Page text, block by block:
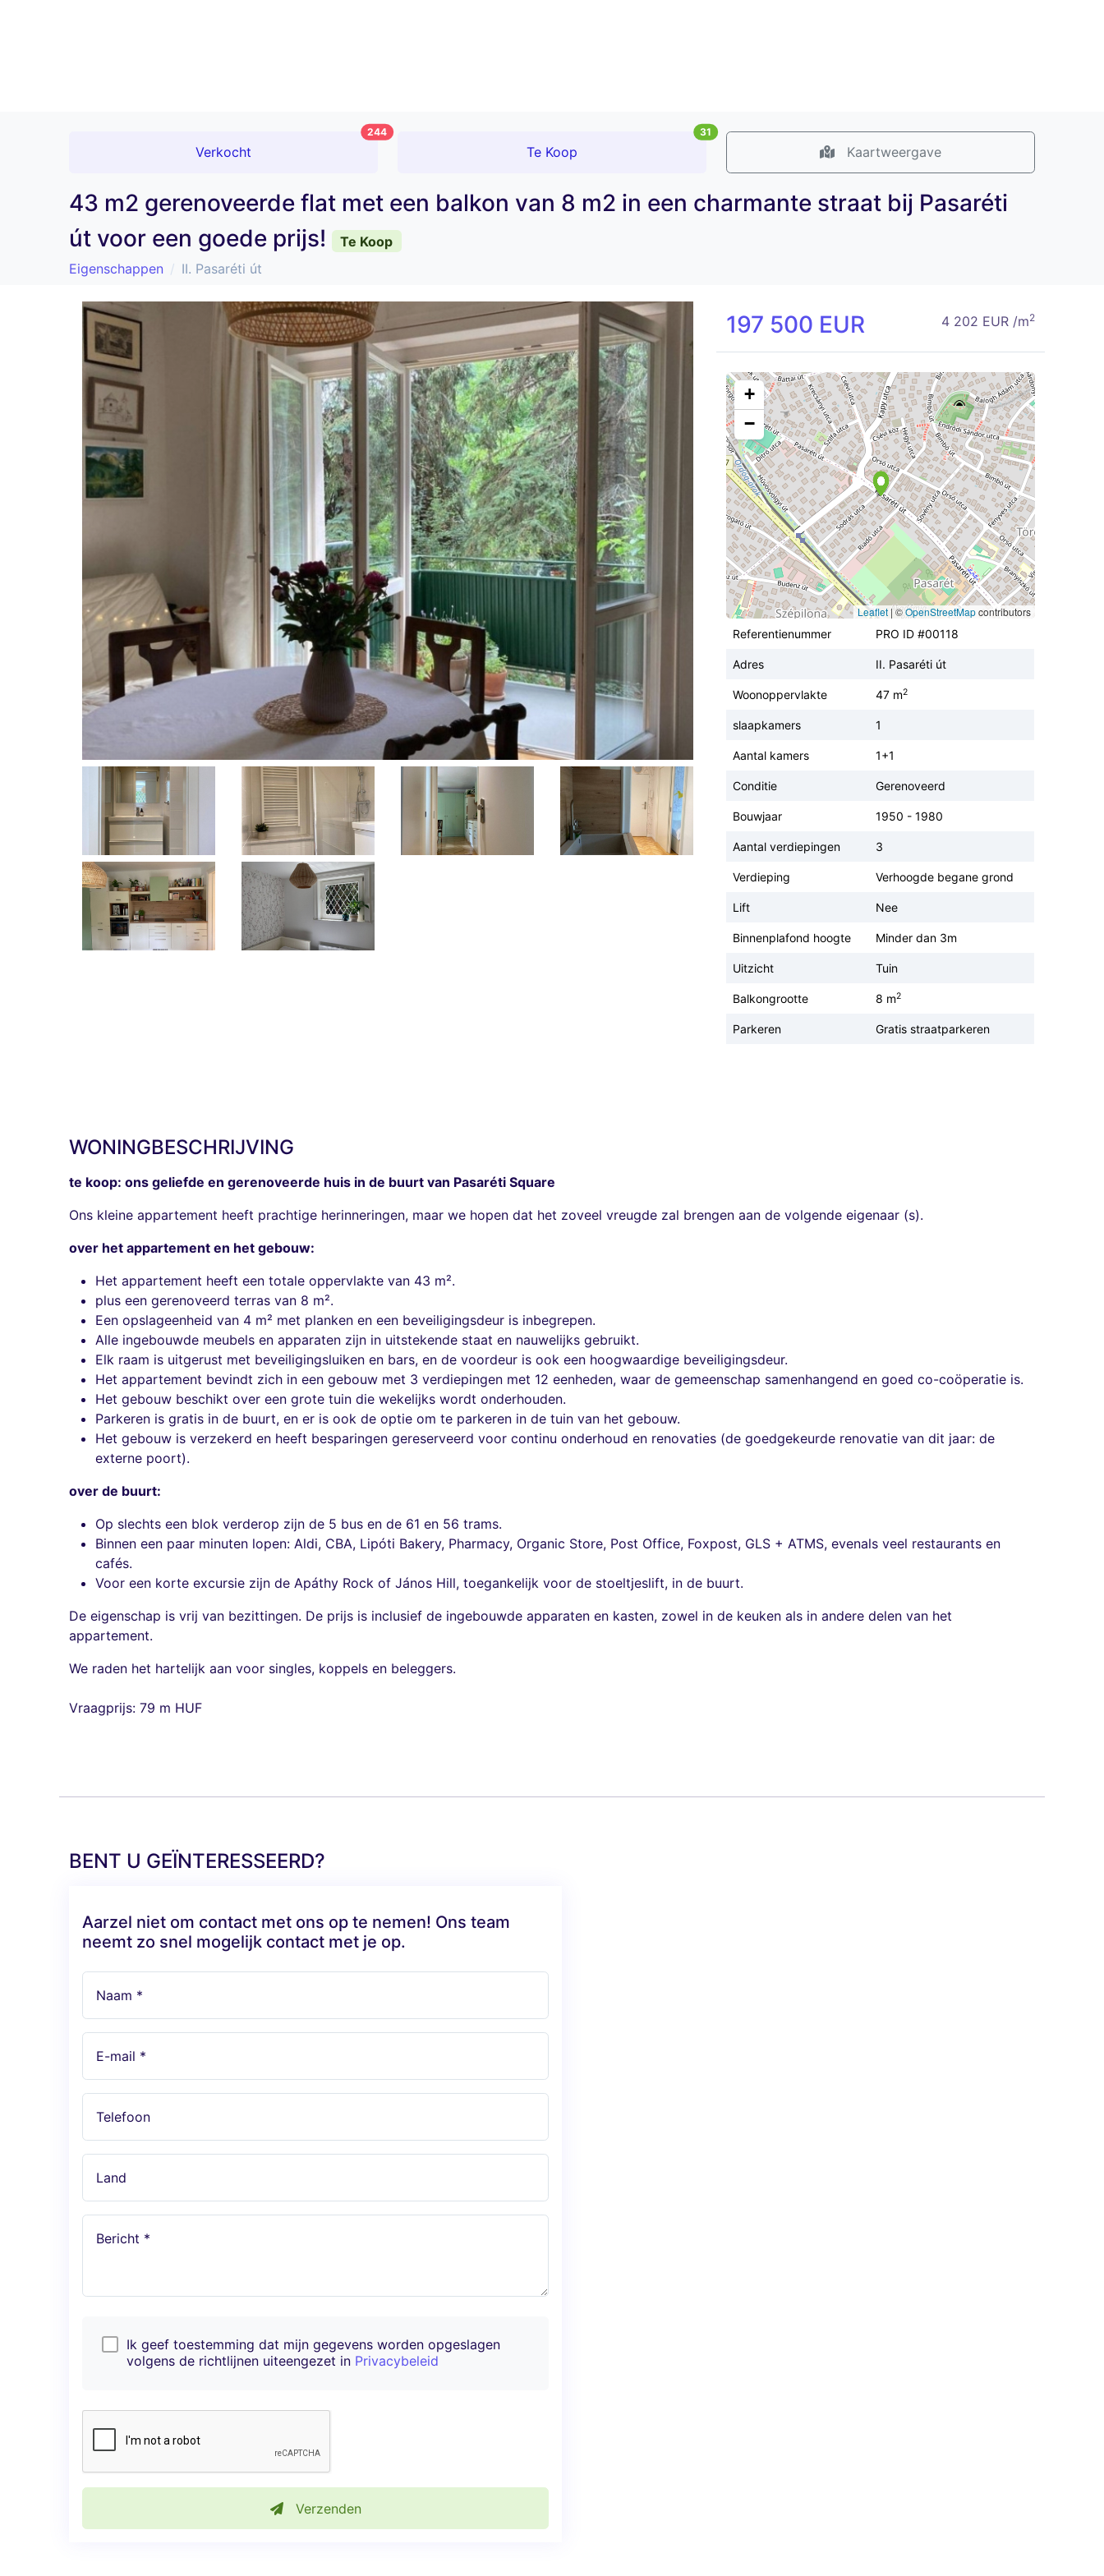
Verkocht
244
Te Koop
31
Kaartweergave
43 m2 gerenoveerde flat met een balkon van 8 m2 in een charmante straat bij Pasaréti
út voor een goede prijs!
Te Koop
Eigenschappen
II. Pasaréti út
197 500 EUR 4 202 EUR /m2
+
−
Leaflet|©OpenStreetMapcontributors
Referentienummer
PRO ID #00118
Adres II. Pasaréti út
Woonoppervlakte 47 m2
slaapkamers 1
Aantal kamers 1+1
Conditie Gerenoveerd
Bouwjaar 1950 - 1980
Aantal verdiepingen 3
Verdieping Verhoogde begane grond
Lift Nee
Binnenplafond hoogte Minder dan 3m
Uitzicht Tuin
Balkongrootte 8 m2
Parkeren Gratis straatparkeren
WONINGBESCHRIJVING
te koop: ons geliefde en gerenoveerde huis in de buurt van Pasaréti Square
Ons kleine appartement heeft prachtige herinneringen, maar we hopen dat het zoveel vreugde zal brengen aan de volgende eigenaar (s).
over het appartement en het gebouw:
Het appartement heeft een totale oppervlakte van 43 m².
plus een gerenoveerd terras van 8 m².
Een opslageenheid van 4 m² met planken en een beveiligingsdeur is inbegrepen.
Alle ingebouwde meubels en apparaten zijn in uitstekende staat en nauwelijks gebruikt.
Elk raam is uitgerust met beveiligingsluiken en bars, en de voordeur is ook een hoogwaardige beveiligingsdeur.
Het appartement bevindt zich in een gebouw met 3 verdiepingen met 12 eenheden, waar de gemeenschap samenhangend en goed co-coöperatie is.
Het gebouw beschikt over een grote tuin die wekelijks wordt onderhouden.
Parkeren is gratis in de buurt, en er is ook de optie om te parkeren in de tuin van het gebouw. ​​
Het gebouw is verzekerd en heeft besparingen gereserveerd voor continu onderhoud en renovaties (de goedgekeurde renovatie van dit jaar: de
externe poort).
over de buurt:
Op slechts een blok verderop zijn de 5 bus en de 61 en 56 trams.
Binnen een paar minuten lopen: Aldi, CBA, Lipóti Bakery, Pharmacy, Organic Store, Post Office, Foxpost, GLS + ATMS, evenals veel restaurants en
cafés.
Voor een korte excursie zijn de Apáthy Rock of János Hill, toegankelijk voor de stoeltjeslift, in de buurt.
De eigenschap is vrij van bezittingen. De prijs is inclusief de ingebouwde apparaten en kasten, zowel in de keuken als in andere delen van het
appartement.
We raden het hartelijk aan voor singles, koppels en beleggers.
Vraagprijs: 79 m HUF
BENT U GEÏNTERESSEERD?
Aarzel niet om contact met ons op te nemen! Ons team
neemt zo snel mogelijk contact met je op.
Naam *
E-mail *
Telefoon
Land
Bericht *
Ik geef toestemming dat mijn gegevens worden opgeslagen
volgens de richtlijnen uiteengezet in Privacybeleid
Verzenden